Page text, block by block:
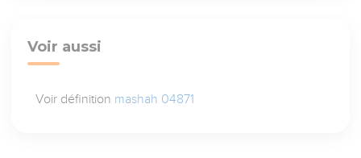
Voir aussi
Voir définition mashah 04871